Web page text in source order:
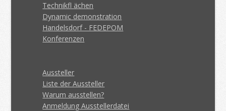
Technikfl ächen
Dynamic demonstration
Handelsdorf - FEDEPOM
Konferenzen
Aussteller
Liste der Aussteller
Warum ausstellen?
Anmeldung Ausstellerdatei